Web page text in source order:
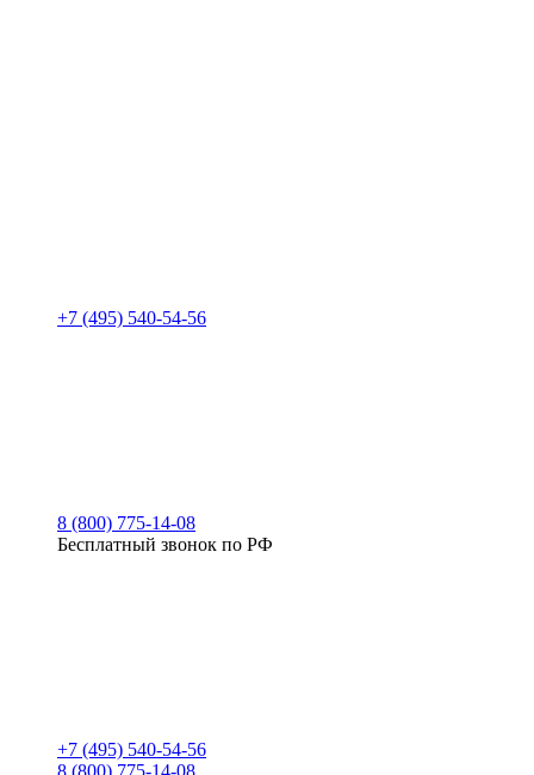
+7 (495) 540-54-56
8 (800) 775-14-08
Бесплатный звонок по РФ
+7 (495) 540-54-56
8 (800) 775-14-08